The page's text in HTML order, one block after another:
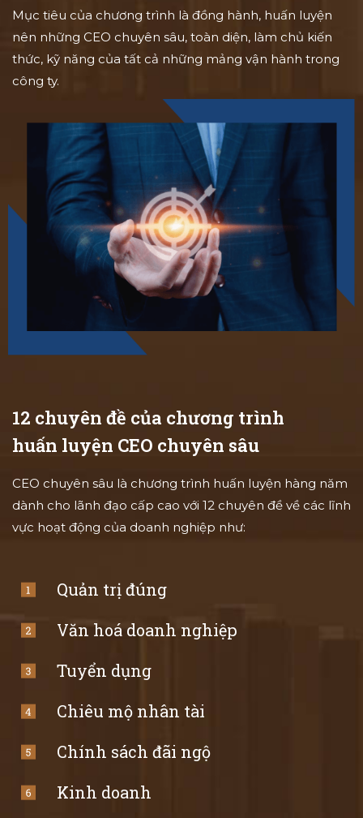
Mục tiêu của chương trình là đồng hành, huấn luyện
nên những CEO chuyên sâu, toàn diện, làm chủ kiến
thức, kỹ năng của tất cả những mảng vận hành trong
công ty.
12 chuyên đề của chương trình
huấn luyện CEO chuyên sâu
CEO chuyên sâu là chương trình huấn luyện hàng năm
dành cho lãnh đạo cấp cao với 12 chuyên đề về các lĩnh
vực hoạt động của doanh nghiệp như:
Quản trị đúng
Văn hoá doanh nghiệp
Tuyển dụng
Chiêu mộ nhân tài
Chính sách đãi ngộ
Kinh doanh